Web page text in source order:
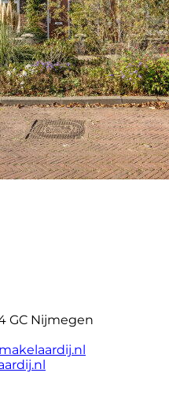
GC Nijmegen